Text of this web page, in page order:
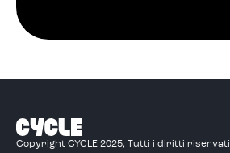
Copyright CYCLE 2025, Tutti i diritti riservati